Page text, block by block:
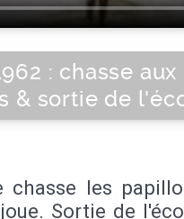
: chasse aux
& sortie de
chasse les
Sortie de